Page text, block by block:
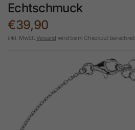
Echtschmuck
€39,90
inkl. MwSt.Versand wird beim Checkout berechnet